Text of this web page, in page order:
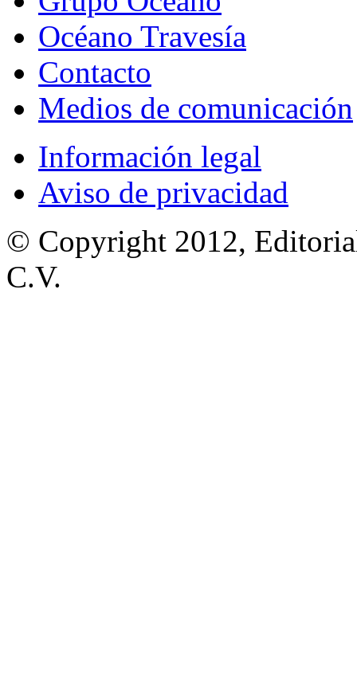
Océano Travesía
Contacto
Medios de comunicación
Información legal
Aviso de privacidad
© Copyright 2012,
C.V.